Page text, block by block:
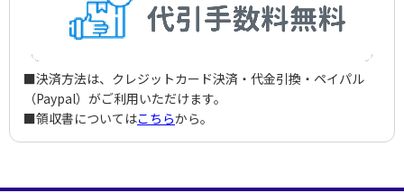
■決済方法は、クレジットカード決済・代金引換・ペイパル
（Paypal）がご利用いただけます。
■領収書についてはこちらから。